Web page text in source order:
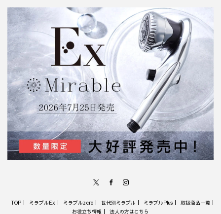
Facebook
TOP ミラブルEx ミラブルzero 世代別ミラブル ミラブルPlus
取扱商品一覧
お役立ち情報
法人の方はこちら